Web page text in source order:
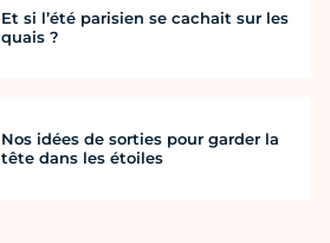
Et si l’été parisien se cachait sur les
quais ?
Nos idées de sorties pour garder la
tête dans les étoiles